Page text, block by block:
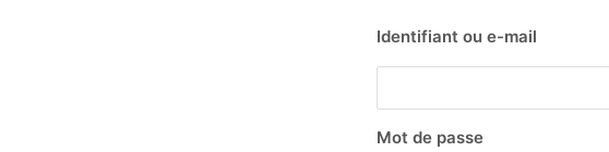
Identifiant ou e-mail
Mot de passe